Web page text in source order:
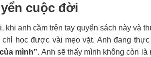
cuộc đời
khi anh cầm trên tay quyển sách này và
chỉ học được vài mẹo vặt. Anh đang
mình”. Anh sẽ thấy mình không còn